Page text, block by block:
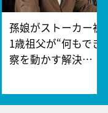
孫娘がストーカー
1歳祖父が“何もでき
察を動かす解決…